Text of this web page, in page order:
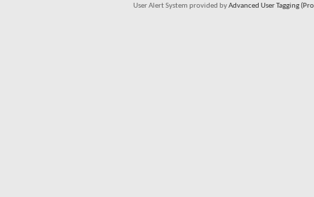
User Alert System provided byAdvanced User Tagging